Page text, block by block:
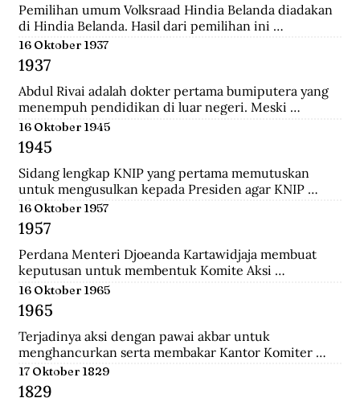
Pemilihan umum Volksraad Hindia Belanda diadakan
di Hindia Belanda. Hasil dari pemilihan ini
memberikan kemenangan kepada Perkumpulan
Pembebasan Hindia Belanda yang mengalahkan Partai
Etika Kristen Protestan dan Partai Katolik Hindia.
16 Oktober 1937
1937
Abdul Rivai adalah dokter pertama bumiputera yang
menempuh pendidikan di luar negeri. Meski
menempuh pendidikan dokter, ia rajin menulis dan
mengantarkannya menjadi jurnalis. Ia pernah
mendirikan Pewarta Wolanda, sebuah surat kabar
bebahasa melayu yang ia terbitkan di Belanda.
16 Oktober 1945
1945
Sidang lengkap KNIP yang pertama memutuskan
untuk mengusulkan kepada Presiden agar KNIP
diberi hak legislatif selama MPR dan DPR belum
terbentuk.
16 Oktober 1957
1957
Perdana Menteri Djoeanda Kartawidjaja membuat
keputusan untuk membentuk Komite Aksi
Pembebasan Irian Barat di tiap penjuru Indonesia. Di
Jakarta telah berlangsung demonstrasi pemuda yang
diikuti oleh 100.000 orang untuk menuntut
pembebasan Irian Barat.
16 Oktober 1965
1965
Terjadinya aksi dengan pawai akbar untuk
menghancurkan serta membakar Kantor Komiter
Daerah Besar PKI di Jalan Pahlawan, Surabaya.
17 Oktober 1829
1829